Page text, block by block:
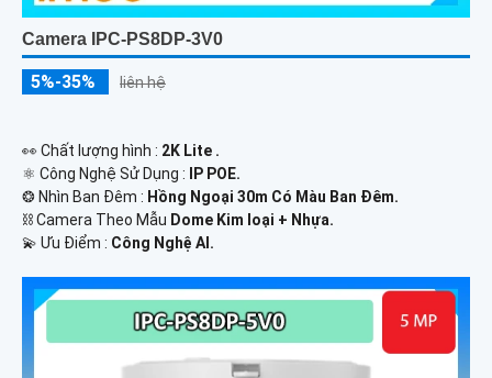
Camera IPC-PS8DP-3V0
5%-35% liên hệ
️👀 Chất lượng hình : 2K Lite .
⚛️ Công Nghệ Sử Dụng :
IP POE.
❂ Nhìn Ban Đêm : Hồng Ngoại 30m Có Màu Ban Ðêm.
⛓ Camera Theo Mẫu Dome Kim loại + Nhựa.
️💫 Ưu Điểm : Công Nghệ AI.